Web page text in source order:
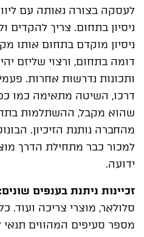
לעסקה בצורה נאותה עם
ניסיון בתחום. צריך להקדים
ניסיון מוקדם בתחום אותו
דומה בתחום, ורצוי שליזם
ותכונות נדרשות אחרות.
דרכו, השיטה מתאימה כמו
שהוא מקבל, ההשתלמות
מהחברה נותנת הזיכיון.
למכור כבר מתחילת הדרך
ידועה.
זכיינות ניתנת בענפים שונים:
סלולאר, מוצרי צריכה ועוד.
מספר סעיפים המהווים תנאי